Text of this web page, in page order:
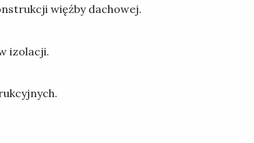
więźby dachowej.
izolacji.